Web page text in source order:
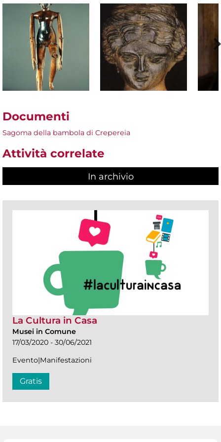
Documenti
Sagoma della bambola di Crepereia
Attività correlate
In archivio
La Cultura in Casa
Musei in Comune
17/03/2020 - 30/06/2021
Evento|Manifestazioni
Gratis